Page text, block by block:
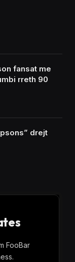
fansat me
rreth 90
drejt
FooBar